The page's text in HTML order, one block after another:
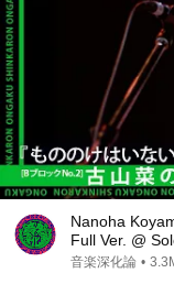
Nanoha
Full Ver. @
SHINKARON )
音楽深化論 •